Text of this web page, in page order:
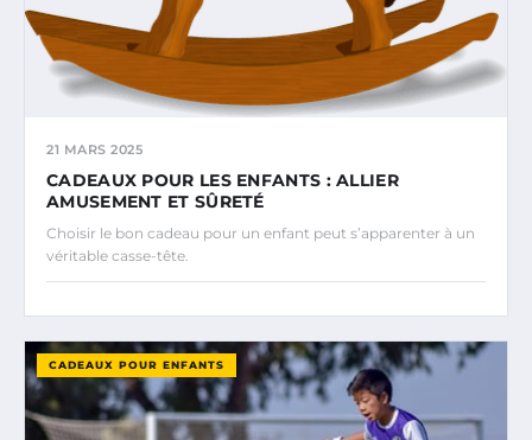
21 MARS 2025
CADEAUX POUR LES ENFANTS : ALLIER
AMUSEMENT ET SÛRETÉ
Choisir le bon cadeau pour un enfant peut s’apparenter à un
véritable casse-tête.
CADEAUX POUR ENFANTS